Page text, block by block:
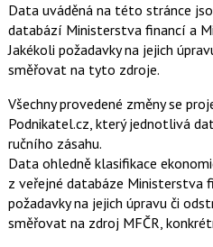
Data uváděná na této stránce
databází Ministerstva financí a
Jakékoli požadavky na jejich
směřovat na tyto zdroje.
Všechny provedené změny se
Podnikatel.cz, který jednotlivá
ručního zásahu.
Data ohledně klasifikace
z veřejné databáze Ministerstva
požadavky na jejich úpravu či
směřovat na zdroj MFČR,